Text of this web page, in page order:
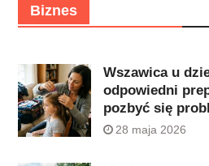
Biznes
Wszawica u
odpowiedni
pozbyć się
28 maja 2026